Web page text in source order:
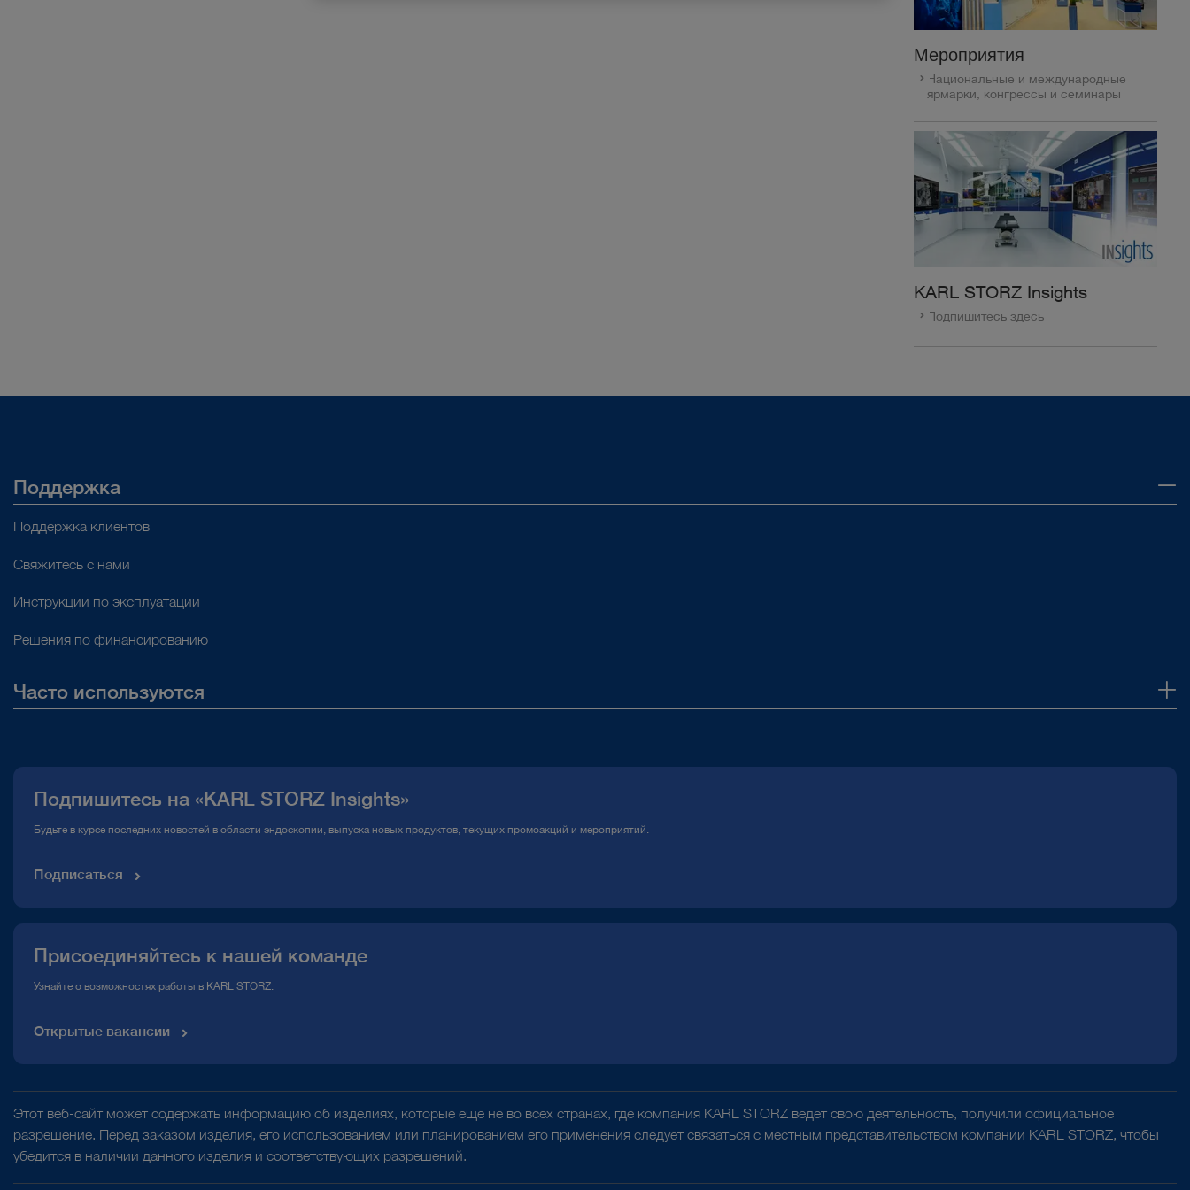
Мероприятия
Национальные и международные
ярмарки, конгрессы и семинары
KARL STORZ Insights
Подпишитесь здесь
Поддержка
Поддержка клиентов
Свяжитесь с нами
Инструкции по эксплуатации
Решения по финансированию
Часто используются
Горячая линия по вопросам комплаенс
Подпишитесь на «KARL STORZ Insights»
Будьте в курсе последних новостей в области эндоскопии, выпуска новых продуктов, текущих промоакций и мероприятий.
Подписаться
Присоединяйтесь к нашей команде
Узнайте о возможностях работы в KARL STORZ.
Открытые вакансии
Этот веб-сайт может содержать информацию об изделиях, которые еще не во всех странах, где компания KARL STORZ ведет свою деятельность, получили официальное
разрешение. Перед заказом изделия, его использованием или планированием его применения следует связаться с местным представительством компании KARL STORZ, чтобы
убедится в наличии данного изделия и соответствующих разрешений.